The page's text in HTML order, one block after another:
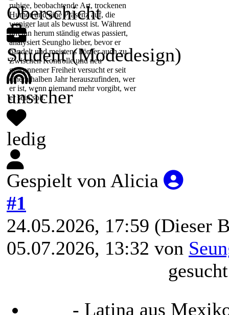
ruhige, beobachtende Art, trockenen
Humor und eine Präsenz auf, die
weniger laut als bewusst ist. Während
um ihn herum ständig etwas passiert,
analysiert Seungho lieber, bevor er
handelt und meistens hört er auch zu.
Zwischen Kontrolle und neu
gewonnener Freiheit versucht er seit
einem halben Jahr herauszufinden, wer
er ist, wenn niemand mehr vorgibt, wer
er sein soll.
Oberschicht
Student (Modedesign)
unsicher
ledig
Gespielt von Alicia
#1
24.05.2026, 17:59 (Dieser
05.07.2026, 13:32 von
- Latina aus